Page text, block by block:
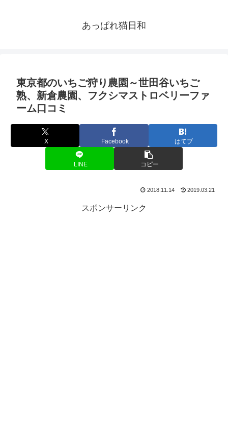
あっぱれ猫日和
東京都のいちご狩り農園～世田谷いちご
熟、新倉農園、フクシマストロベリーファ
ーム口コミ
X Facebook はてブ
LINE コピー
2018.11.14 2019.03.21
スポンサーリンク